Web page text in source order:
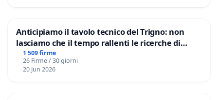
Anticipiamo il tavolo tecnico del Trigno: non
lasciamo che il tempo rallenti le ricerche di
Domenico Racanati
1 509 firme
26 Firme / 30 giorni
20 Jun 2026